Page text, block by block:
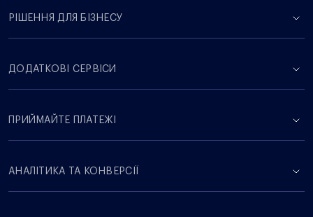
РІШЕННЯ ДЛЯ БІЗНЕСУ
ДОДАТКОВІ СЕРВІСИ
ПРИЙМАЙТЕ ПЛАТЕЖІ
АНАЛІТИКА ТА КОНВЕРСІЇ